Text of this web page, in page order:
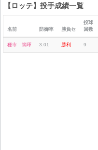
【ロッテ】投手成績一覧
名前 防御率 勝負セ
投球
回数
種市 篤暉 3.01 勝利 9